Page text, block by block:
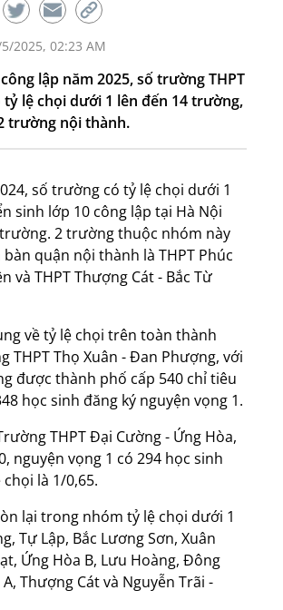
2025, 02:23 AM
lập năm 2025, số trường THPT
tỷ lệ chọi dưới 1 lên đến 14 trường,
trường nội thành.
số trường có tỷ lệ chọi dưới 1
sinh lớp 10 công lập tại Hà Nội
2 trường thuộc nhóm này
quận nội thành là THPT Phúc
và THPT Thượng Cát - Bắc Từ
về tỷ lệ chọi trên toàn thành
THPT Thọ Xuân - Đan Phượng, với
được thành phố cấp 540 chỉ tiêu
học sinh đăng ký nguyện vọng 1.
THPT Đại Cường - Ứng Hòa,
nguyện vọng 1 có 294 học sinh
là 1/0,65.
lại trong nhóm tỷ lệ chọi dưới 1
Tự Lập, Bắc Lương Sơn, Xuân
Ứng Hòa B, Lưu Hoàng, Đông
Thượng Cát và Nguyễn Trãi -